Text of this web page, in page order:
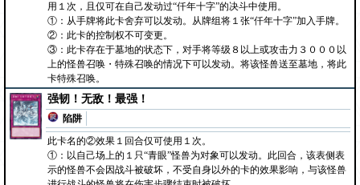
用１次，且仅可在自己发动过“仟年十字”的决斗中使用。
①：从手牌将此卡舍弃可以发动。从牌组将１张“仟年十字”加入手牌。
②：此卡的控制权不可变更。
③：此卡存在于墓地的状态下，对手将等级８以上或攻击力３０００以
上的怪兽召唤・特殊召唤的情况下可以发动。将该怪兽送至墓地，将此
卡特殊召唤。
强韧！无敌！最强！
陷阱
此卡名的②效果１回合仅可使用１次。
①：以自己场上的１只“青眼”怪兽为对象可以发动。此回合，该表侧表
示的怪兽不会因战斗被破坏，不受自身以外的卡的效果影响，与该怪兽